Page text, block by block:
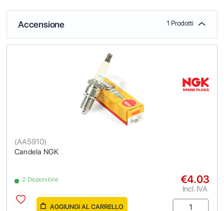
Accensione 1 Prodotti
Candela NGK
(AA5910)
2 Disponibile €4.03
Incl. IVA
AGGIUNGI AL CARRELLO